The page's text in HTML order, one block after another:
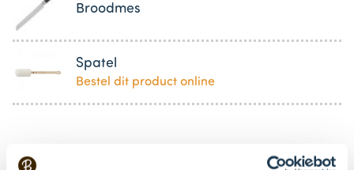
Broodmes
Spatel
Bestel dit product online
Bestel gemakkelijk en snel je bakproducten